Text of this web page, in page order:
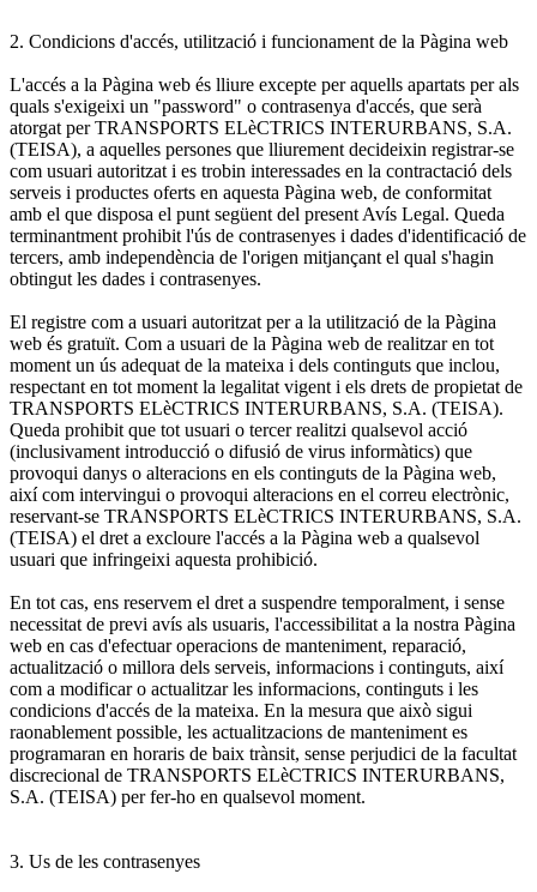
2. Condicions d'accés, utilització i funcionament de la Pàgina web
L'accés a la Pàgina web és lliure excepte per aquells apartats per als
quals s'exigeixi un "password" o contrasenya d'accés, que serà
atorgat per TRANSPORTS ELèCTRICS INTERURBANS, S.A.
(TEISA), a aquelles persones que lliurement decideixin registrar-se
com usuari autoritzat i es trobin interessades en la contractació dels
serveis i productes oferts en aquesta Pàgina web, de conformitat
amb el que disposa el punt següent del present Avís Legal. Queda
terminantment prohibit l'ús de contrasenyes i dades d'identificació de
tercers, amb independència de l'origen mitjançant el qual s'hagin
obtingut les dades i contrasenyes.
El registre com a usuari autoritzat per a la utilització de la Pàgina
web és gratuït. Com a usuari de la Pàgina web de realitzar en tot
moment un ús adequat de la mateixa i dels continguts que inclou,
respectant en tot moment la legalitat vigent i els drets de propietat de
TRANSPORTS ELèCTRICS INTERURBANS, S.A. (TEISA).
Queda prohibit que tot usuari o tercer realitzi qualsevol acció
(inclusivament introducció o difusió de virus informàtics) que
provoqui danys o alteracions en els continguts de la Pàgina web,
així com intervingui o provoqui alteracions en el correu electrònic,
reservant-se TRANSPORTS ELèCTRICS INTERURBANS, S.A.
(TEISA) el dret a excloure l'accés a la Pàgina web a qualsevol
usuari que infringeixi aquesta prohibició.
En tot cas, ens reservem el dret a suspendre temporalment, i sense
necessitat de previ avís als usuaris, l'accessibilitat a la nostra Pàgina
web en cas d'efectuar operacions de manteniment, reparació,
actualització o millora dels serveis, informacions i continguts, així
com a modificar o actualitzar les informacions, continguts i les
condicions d'accés de la mateixa. En la mesura que això sigui
raonablement possible, les actualitzacions de manteniment es
programaran en horaris de baix trànsit, sense perjudici de la facultat
discrecional de TRANSPORTS ELèCTRICS INTERURBANS,
S.A. (TEISA) per fer-ho en qualsevol moment.
3. Us de les contrasenyes